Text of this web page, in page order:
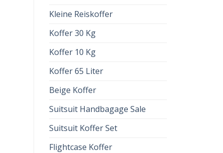
Kleine Reiskoffer
Koffer 30 Kg
Koffer 10 Kg
Koffer 65 Liter
Beige Koffer
Suitsuit Handbagage Sale
Suitsuit Koffer Set
Flightcase Koffer